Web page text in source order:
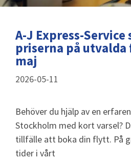
A-J Express-Service
priserna på
maj
2026-05-11
Behöver du hjälp av en
Stockholm med kort varsel?
tillfälle att boka din flytt. På
tider i vårt